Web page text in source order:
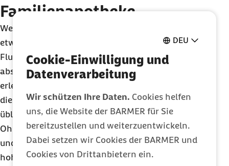
DEU
Cookie-Einwilligung und
Datenverarbeitung
Wir schützen Ihre Daten. Cookies helfen
uns, die Website der BARMER für Sie
bereitzustellen und weiterzuentwickeln.
Dabei setzen wir Cookies der BARMER und
Cookies von Drittanbietern ein.
Familienapotheke
Wer mit kleinen Kindern verreist, benötigt eine
etwas umfangreichere Reiseapotheke. „Für
Flugreisen mit dem Nachwuchs sind
abschwellende Nasentropfen sinnvoll. Sie
erleichtern Babys und Kleinkindern den Start und
die Landung erheblich“, so Günther. Auch auf die
üblichen Kinderkrankheiten wie Fieber, Husten und
Ohrenschmerzen sollte man reagieren können,
und entsprechende Medikamente mitführen. Bei
hohem Flüssigkeitsverlust wegen Durchfall ist ein